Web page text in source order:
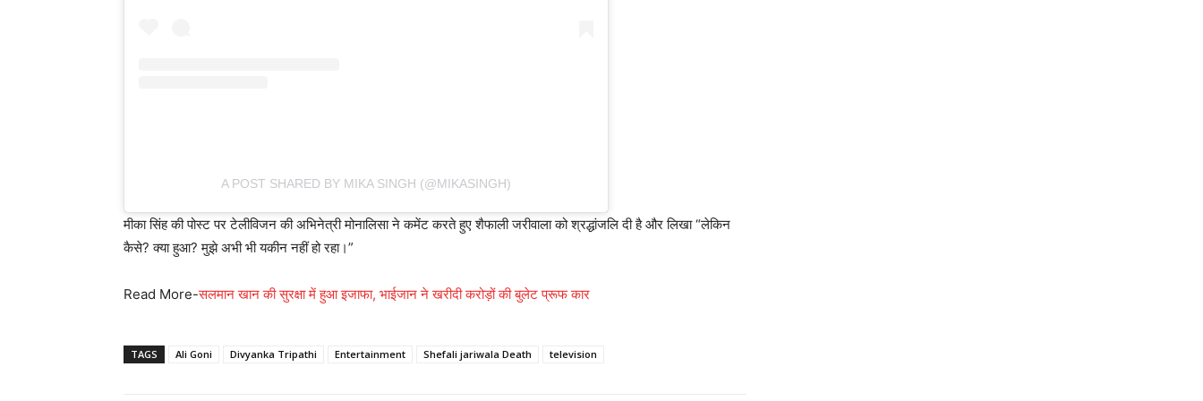
A POST SHARED BY MIKA SINGH (@MIKASINGH)
मीका सिंह की पोस्ट पर टेलीविजन की अभिनेत्री मोनालिसा ने कमेंट करते हुए शैफाली जरीवाला को श्रद्धांजलि दी है और लिखा “लेकिन
कैसे? क्या हुआ? मुझे अभी भी यकीन नहीं हो रहा।”
Read More-सलमान खान की सुरक्षा में हुआ इजाफा, भाईजान ने खरीदी करोड़ों की बुलेट प्रूफ कार
TAGS Ali Goni Divyanka Tripathi Entertainment Shefali jariwala Death television